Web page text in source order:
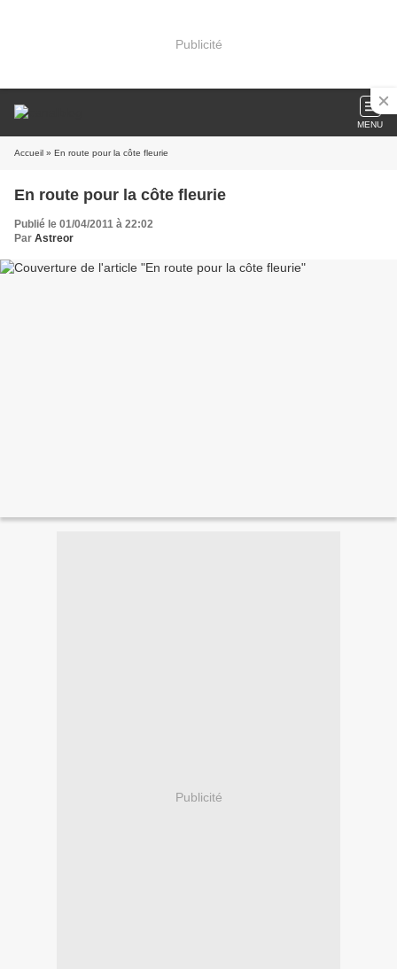
Publicité
MENU
Accueil » En route pour la côte fleurie
En route pour la côte fleurie
Publié le 01/04/2011 à 22:02
Par Astreor
Publicité